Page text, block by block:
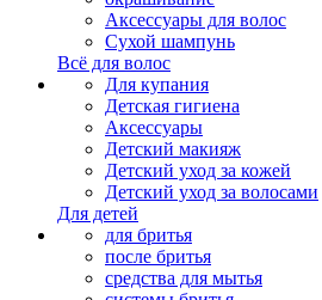
Аксессуары для волос
Сухой шампунь
Всё для волос
Для купания
Детская гигиена
Аксессуары
Детский макияж
Детский уход за кожей
Детский уход за волосами
Для детей
для бритья
после бритья
средства для мытья